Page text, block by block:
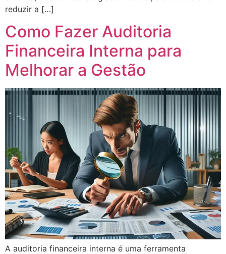
reduzir a […]
Como Fazer Auditoria
Financeira Interna para
Melhorar a Gestão
A auditoria financeira interna é uma ferramenta